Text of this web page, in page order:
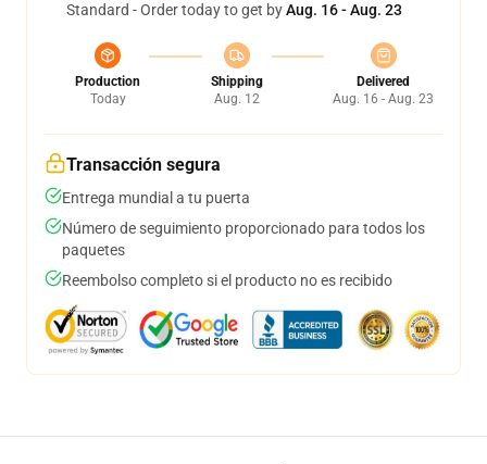
Standard - Order today to get byAug. 16 - Aug. 23
Production
Today
Shipping
Aug. 12
Delivered
Aug. 16 - Aug. 23
Transacción segura
Entrega mundial a tu puerta
Número de seguimiento proporcionado para todos los
paquetes
Reembolso completo si el producto no es recibido